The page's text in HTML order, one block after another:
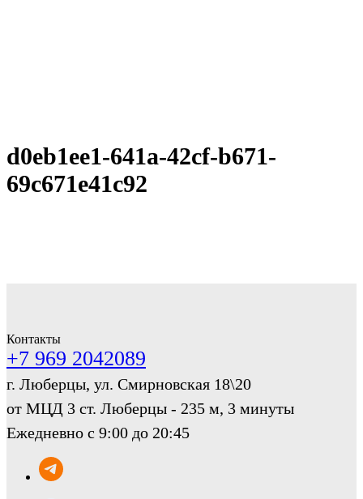
d0eb1ee1-641a-42cf-b671-
69c671e41c92
Контакты
+7 969 2042089
г. Люберцы, ул. Смирновская 18\20
от МЦД 3 ст. Люберцы - 235 м, 3 минуты
Ежедневно с 9:00 до 20:45